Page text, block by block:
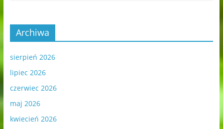
Archiwa
sierpień 2026
lipiec 2026
czerwiec 2026
maj 2026
kwiecień 2026